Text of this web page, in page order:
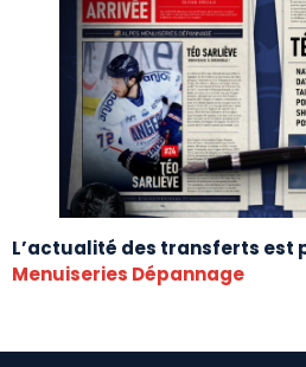
L’actualité des transferts est
Menuiseries Dépannage